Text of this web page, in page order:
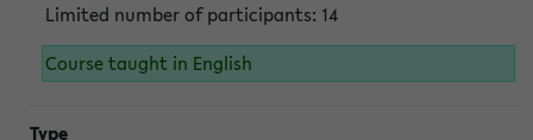
Limited number of participants: 14
Course taught in English